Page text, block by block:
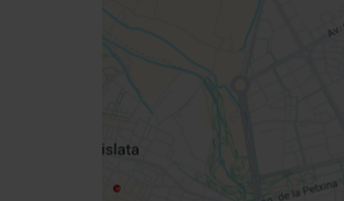
sidebar